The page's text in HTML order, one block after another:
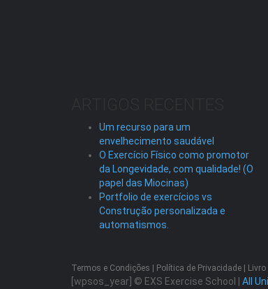
Um recurso para um
envelhecimento saudável
O Exercício Físico como promotor
da Longevidade, com qualidade! (O
papel das Miocinas)
Portfolio de exercícios vs
Construção personalizada e
automatismos.
Termos e Condições | Política de Privacidade |
[wpsos_year] © EXS Exercise School | All